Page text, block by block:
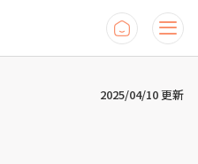
2025/04/10 更新